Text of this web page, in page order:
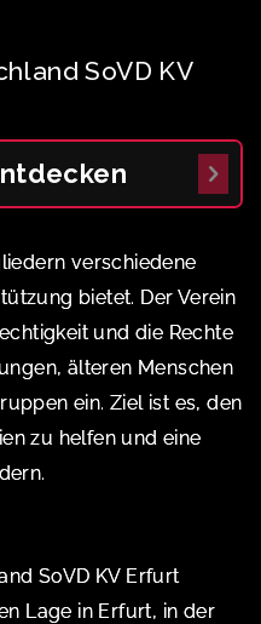
SoVD KV
verschiedene
bietet. Der Verein
und die Rechte
älteren Menschen
ein. Ziel ist es, den
zu helfen und eine
SoVD KV Erfurt
Lage in Erfurt, in der